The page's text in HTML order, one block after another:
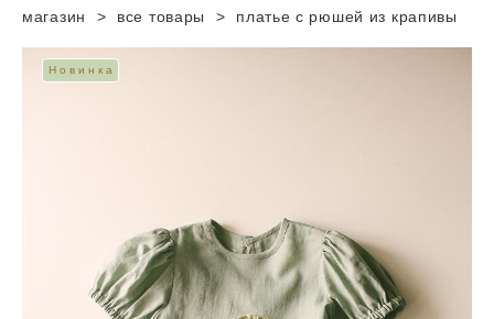
магазин > все товары > платье с рюшей из крапивы
Новинка